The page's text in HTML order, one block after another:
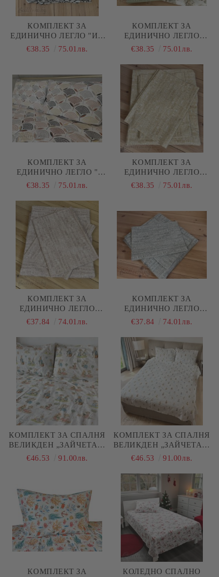
КОМПЛЕКТ ЗА
ЕДИНИЧНО ЛЕГЛО "ИН
И ЯН"
€38.35 75.01лв.
КОМПЛЕКТ ЗА
ЕДИНИЧНО ЛЕГЛО
"БЕЖОВИ ЦВЕТЯ"
€38.35 75.01лв.
КОМПЛЕКТ ЗА
ЕДИНИЧНО ЛЕГЛО "
ЗЛАТЕН ЛИСТ"
€38.35 75.01лв.
КОМПЛЕКТ ЗА
ЕДИНИЧНО ЛЕГЛО
"ЖЪЛТ МЕЛАНЖ"
€38.35 75.01лв.
КОМПЛЕКТ ЗА
ЕДИНИЧНО ЛЕГЛО
"РОЗОВ МЕЛАНЖ"
€37.84 74.01лв.
КОМПЛЕКТ ЗА
ЕДИНИЧНО ЛЕГЛО
"МЕНТА МЕЛАНЖ"
€37.84 74.01лв.
КОМПЛЕКТ ЗА СПАЛНЯ
ВЕЛИКДЕН „ЗАЙЧЕТА И
МИШКИ“ – 100%
€46.53 91.00лв.
КОМПЛЕКТ ЗА СПАЛНЯ
ВЕЛИКДЕН „ЗАЙЧЕТА И
МИШКИ“ 2 – 100%
(РАНФОРС), 4 ЧАСТИ
€46.53 91.00лв.
КОМПЛЕКТ ЗА КОЛЕДНО СПАЛНО